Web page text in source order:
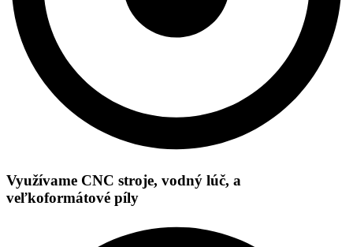
Využívame CNC stroje, vodný lúč, a
veľkoformátové píly